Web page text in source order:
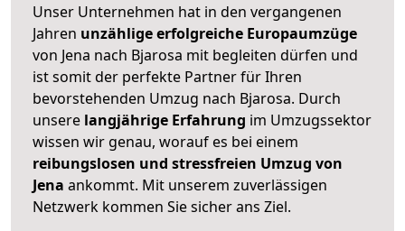
Unser Unternehmen hat in den vergangenen
Jahren unzählige erfolgreiche Europaumzüge
von Jena nach Bjarosa mit begleiten dürfen und
ist somit der perfekte Partner für Ihren
bevorstehenden Umzug nach Bjarosa. Durch
unsere langjährige Erfahrung im Umzugssektor
wissen wir genau, worauf es bei einem
reibungslosen und stressfreien Umzug von
Jena ankommt. Mit unserem zuverlässigen
Netzwerk kommen Sie sicher ans Ziel.